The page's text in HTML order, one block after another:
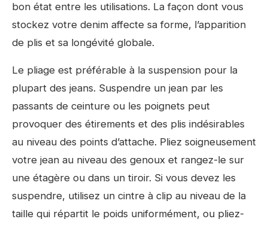
bon état entre les utilisations. La façon dont vous
stockez votre denim affecte sa forme, l’apparition
de plis et sa longévité globale.
Le pliage est préférable à la suspension pour la
plupart des jeans. Suspendre un jean par les
passants de ceinture ou les poignets peut
provoquer des étirements et des plis indésirables
au niveau des points d’attache. Pliez soigneusement
votre jean au niveau des genoux et rangez-le sur
une étagère ou dans un tiroir. Si vous devez les
suspendre, utilisez un cintre à clip au niveau de la
taille qui répartit le poids uniformément, ou pliez-